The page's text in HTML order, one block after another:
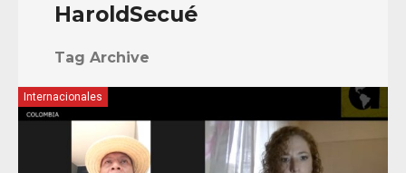
HaroldSecué
Tag Archive
Internacionales